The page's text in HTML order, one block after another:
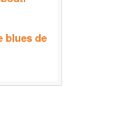
blues de